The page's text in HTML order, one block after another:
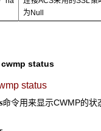
为Null
status
status
命令用来显示CWMP的状